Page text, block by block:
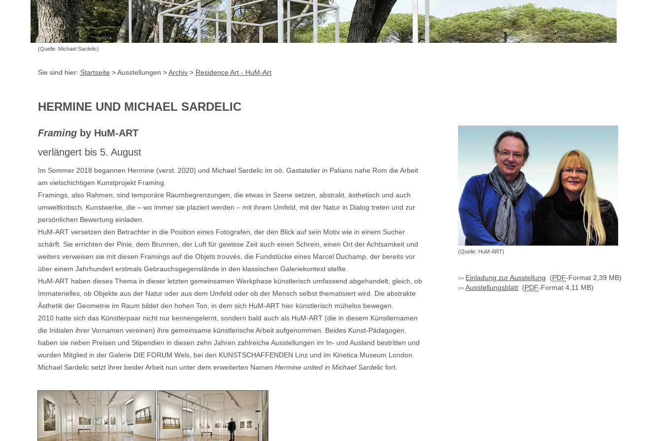
(Quelle: Michael Sardelic)
Sie sind hier: Startseite > Ausstellungen >Archiv > Residence Art - HuM-Art
HERMINE UND MICHAEL SARDELIC
Framing by HuM-ART
verlängert bis 5. August
Im Sommer 2018 begannen Hermine (verst. 2020) und Michael Sardelic im oö. Gastatelier in Paliano nahe Rom die Arbeit
am vielschichtigen Kunstprojekt Framing.
Framings, also Rahmen, sind temporäre Raumbegrenzungen, die etwas in Szene setzen, abstrakt, ästhetisch und auch
umweltkritisch. Kunstwerke, die – wo immer sie plaziert werden – mit ihrem Umfeld, mit der Natur in Dialog treten und zur
persönlichen Bewertung einladen.
HuM-ART versetzen den Betrachter in die Position eines Fotografen, der den Blick auf sein Motiv wie in einem Sucher
schärft. Sie errichten der Pinie, dem Brunnen, der Luft für gewisse Zeit auch einen Schrein, einen Ort der Achtsamkeit und
weiters verweisen sie mit diesen Framings auf die Objets trouvés, die Fundstücke eines Marcel Duchamp, der bereits vor
über einem Jahrhundert erstmals Gebrauchsgegenstände in den klassischen Galeriekontext stellte.
HuM-ART haben dieses Thema in dieser letzten gemeinsamen Werkphase künstlerisch umfassend abgehandelt, gleich, ob
Immaterielles, ob Objekte aus der Natur oder aus dem Umfeld oder ob der Mensch selbst thematisiert wird. Die abstrakte
Ästhetik der Geometrie im Raum bildet den hohen Ton, in dem sich HuM-ART hier künstlerisch mühelos bewegen.
2010 hatte sich das Künstlerpaar nicht nur kennengelernt, sondern bald auch als HuM-ART (die in diesem Künstlernamen
die Initialen ihrer Vornamen vereinen) ihre gemeinsame künstlerische Arbeit aufgenommen. Beides Kunst-Pädagogen,
haben sie neben Preisen und Stipendien in diesen zehn Jahren zahlreiche Ausstellungen im In- und Ausland bestritten und
wurden Mitglied in der Galerie DIE FORUM Wels, bei den KUNSTSCHAFFENDEN Linz und im Kinetica Museum London.
Michael Sardelic setzt ihrer beider Arbeit nun unter dem erweiterten Namen Hermine united in Michael Sardelic fort.
(Quelle: HuM-ART)
Einladung zur Ausstellung (PDF-Format 2,39 MB)
Ausstellungsblatt (PDF-Format 4,11 MB)